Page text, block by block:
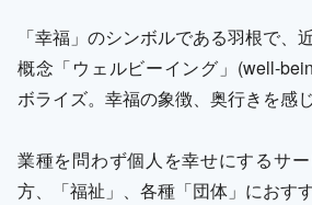
「幸福」のシンボルである羽根で、
概念「ウェルビーイング」(well-
ボライズ。幸福の象徴、奥行きを感
業種を問わず個人を幸せにするサ
方、「福祉」、各種「団体」におすす